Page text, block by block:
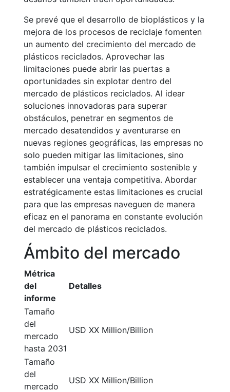
Se prevé que el desarrollo de bioplásticos y la
mejora de los procesos de reciclaje fomenten
un aumento del crecimiento del mercado de
plásticos reciclados. Aprovechar las
limitaciones puede abrir las puertas a
oportunidades sin explotar dentro del
mercado de plásticos reciclados. Al idear
soluciones innovadoras para superar
obstáculos, penetrar en segmentos de
mercado desatendidos y aventurarse en
nuevas regiones geográficas, las empresas no
solo pueden mitigar las limitaciones, sino
también impulsar el crecimiento sostenible y
establecer una ventaja competitiva. Abordar
estratégicamente estas limitaciones es crucial
para que las empresas naveguen de manera
eficaz en el panorama en constante evolución
del mercado de plásticos reciclados.
Ámbito del mercado
Métrica
del
informe
Detalles
Tamaño
del
mercado
hasta 2031
USD XX Million/Billion
Tamaño
del
mercado
USD XX Million/Billion